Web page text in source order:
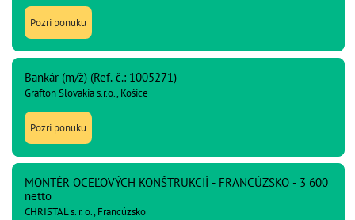
Pozri ponuku
Bankár (m/ž) (Ref. č.: 1005271)
Grafton Slovakia s.r.o., Košice
Pozri ponuku
MONTÉR OCEĽOVÝCH KONŠTRUKCIÍ - FRANCÚZSKO - 3 600
netto
CHRISTAL s. r. o., Francúzsko